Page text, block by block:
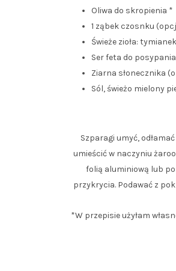
Oliwa do skropienia *
1 ząbek czosnku
Świeże zioła:
Ser feta do posypania
Ziarna słonecznika
Sól, świeżo mielony
Szparagi umyć,
umieścić w naczyniu
folią aluminiową lub
przykrycia. Podawać z
*W przepisie użyłam